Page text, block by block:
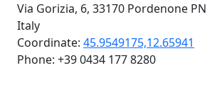
Via Gorizia, 6, 33170 Pordenone PN
Italy
Coordinate: 45.9549175,12.65941
Phone: +39 0434 177 8280